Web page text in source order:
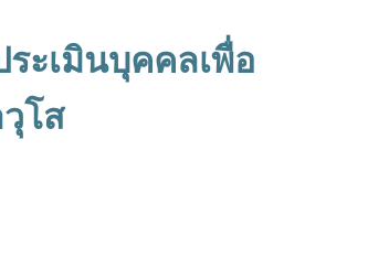
ะเมินบุคคลเพื่อ
โส